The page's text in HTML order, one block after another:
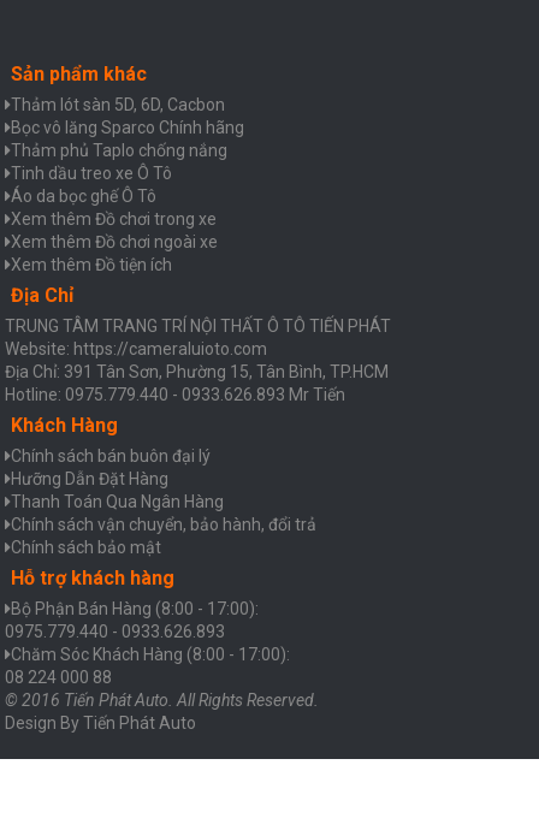
Sản phẩm khác
Thảm lót sàn 5D, 6D, Cacbon
Bọc vô lăng Sparco Chính hãng
Thảm phủ Taplo chống nắng
Tinh dầu treo xe Ô Tô
Áo da bọc ghế Ô Tô
Xem thêm Đồ chơi trong xe
Xem thêm Đồ chơi ngoài xe
Xem thêm Đồ tiện ích
Địa Chỉ
TRUNG TÂM TRANG TRÍ NỘI THẤT Ô TÔ TIẾN PHÁT
Website: https://cameraluioto.com
Địa Chỉ: 391 Tân Sơn, Phường 15, Tân Bình, TP.HCM
Hotline: 0975.779.440 - 0933.626.893 Mr Tiến
Khách Hàng
Chính sách bán buôn đại lý
Hưỡng Dẫn Đặt Hàng
Thanh Toán Qua Ngân Hàng
Chính sách vận chuyển, bảo hành, đổi trả
Chính sách bảo mật
Hỗ trợ khách hàng
Bộ Phận Bán Hàng (8:00 - 17:00):
0975.779.440 - 0933.626.893
Chăm Sóc Khách Hàng (8:00 - 17:00):
08 224 000 88
© 2016 Tiến Phát Auto. All Rights Reserved.
Design ByTiến Phát Auto